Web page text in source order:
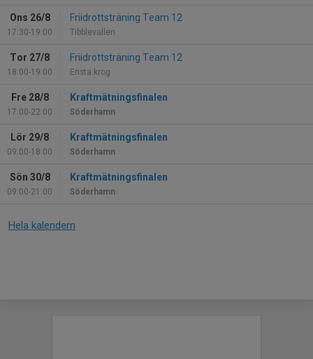
Ons 26/8
17:30-19:00
Friidrottsträning Team 12
Tibblevallen
Tor 27/8
18:00-19:00
Friidrottsträning Team 12
Ensta krog
Fre 28/8
17:00-22:00
Kraftmätningsfinalen
Söderhamn
Lör 29/8
09:00-18:00
Kraftmätningsfinalen
Söderhamn
Sön 30/8
09:00-21:00
Kraftmätningsfinalen
Söderhamn
Hela kalendern